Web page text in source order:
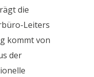
die
Leiters
kommt von
der